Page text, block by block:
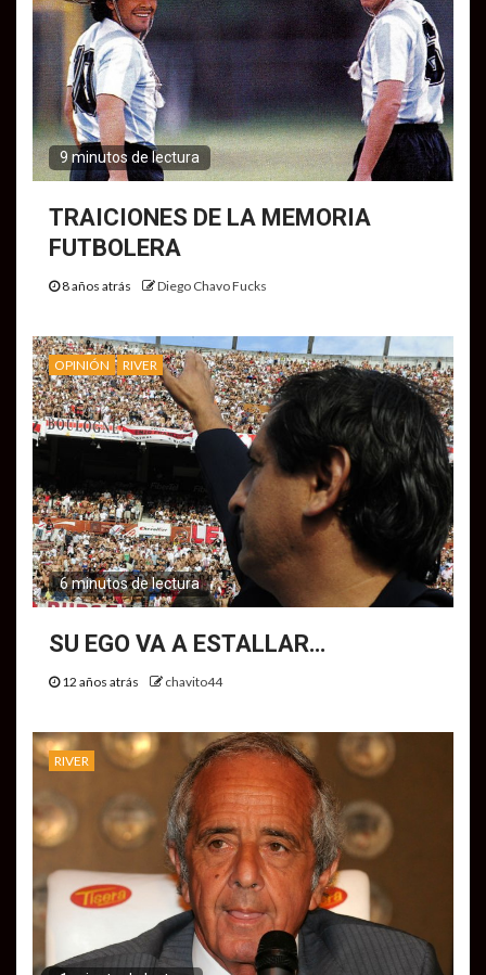
9 minutos de lectura
TRAICIONES DE LA MEMORIA
FUTBOLERA
8 años atrás Diego Chavo Fucks
OPINIÓN RIVER
6 minutos de lectura
SU EGO VA A ESTALLAR…
12 años atrás chavito44
RIVER